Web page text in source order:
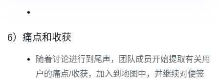
6）痛点和收获
随着讨论进行到尾声，团队成员开始提取有关用
户的痛点/收获，加入到地图中，并继续对便签